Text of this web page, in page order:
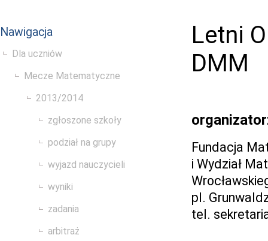
Nawigacja
Dla uczniów
Mecze Matematyczne
2013/2014
zgłoszone szkoły
podział na grupy
wyjazd nauczycieli
wyniki
zadania
arbitraż
Letni
DMM
Fundacja
i Wydział
pl.
tel.